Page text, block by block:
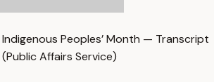
Peoples’ Month — Transcript
Affairs Service)